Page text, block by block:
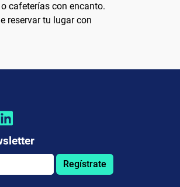
cafeterías con encanto.
reservar tu lugar con
Regístrate